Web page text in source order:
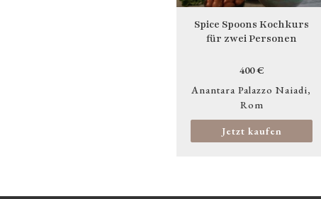
Spice Spoons Kochkurs
für zwei Personen
400 €
Anantara Palazzo Naiadi
Rom
Jetzt kaufen